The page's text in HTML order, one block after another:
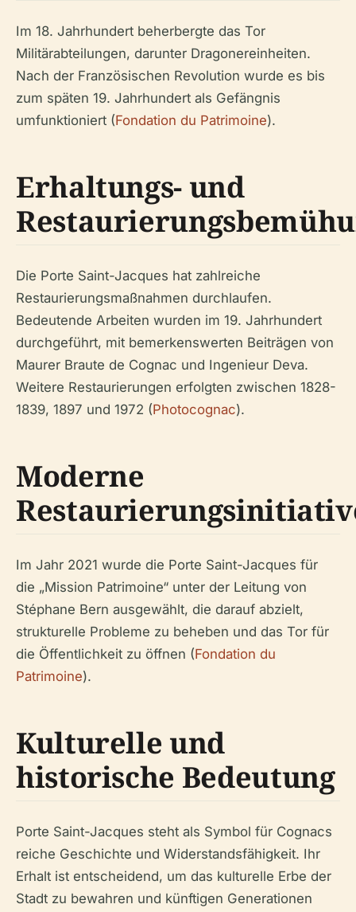
Im 18. Jahrhundert beherbergte das Tor
Militärabteilungen, darunter Dragonereinheiten.
Nach der Französischen Revolution wurde es bis
zum späten 19. Jahrhundert als Gefängnis
umfunktioniert (Fondation du Patrimoine).
Erhaltungs- und
Die Porte Saint-Jacques hat zahlreiche
Restaurierungsmaßnahmen durchlaufen.
Bedeutende Arbeiten wurden im 19. Jahrhundert
durchgeführt, mit bemerkenswerten Beiträgen von
Maurer Braute de Cognac und Ingenieur Deva.
Weitere Restaurierungen erfolgten zwischen 1828-
1839, 1897 und 1972 (Photocognac).
Moderne
Im Jahr 2021 wurde die Porte Saint-Jacques für
die „Mission Patrimoine“ unter der Leitung von
Stéphane Bern ausgewählt, die darauf abzielt,
strukturelle Probleme zu beheben und das Tor für
die Öffentlichkeit zu öffnen (Fondation du
Patrimoine).
Kulturelle und
historische Bedeutung
Porte Saint-Jacques steht als Symbol für Cognacs
reiche Geschichte und Widerstandsfähigkeit. Ihr
Erhalt ist entscheidend, um das kulturelle Erbe der
Stadt zu bewahren und künftigen Generationen